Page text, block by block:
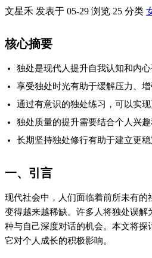
文星禾 发表于 05-29 浏览 25 分类
核心摘要
独处是现代人提升自我认知和内
享受独处时光有助于缓解压力、
通过有意识的独处练习，可以实
独处质量的提升需要结合个人兴
长期坚持独处修行有助于建立更
一、引言
现代社会中，人们面临着前所未有的
变得越来越稀缺。许多人将独处误解
种与自己深度对话的机会。本文将探
它对个人成长的积极影响。